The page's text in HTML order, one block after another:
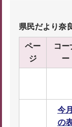
県民だより奈
ペー
ジ
コー
ー
今月
の